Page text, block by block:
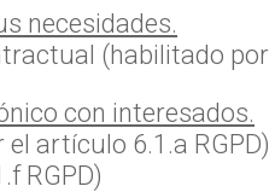
necesidades.
(habilitado por
con interesados.
artículo 6.1.a RGPD)
RGPD)